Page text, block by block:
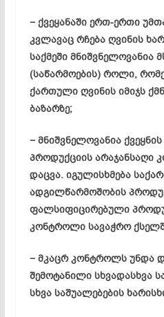
− ქვეყანაში ერთ-ერთი
კვლავაც რჩება ღვინის
საქმეში მნიშვნელოვანია
(საწარმოების) როლი,
ქართული ღვინის იმიჯს
ბაზარზე;
− მნიშვნელოვანია
პროდუქციის არაჯანსაღი
დაცვა. იგულისხმება
ადგილწარმოშობის
ფალსიფიცირებული
კონტროლი სავაჭრო
− მკაცრ კონტროლს უნდა
შემოტანილი სხვადასხვა
სხვა საშუალებების